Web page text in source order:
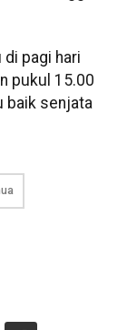
pagi hari
pukul 15.00
baik senjata